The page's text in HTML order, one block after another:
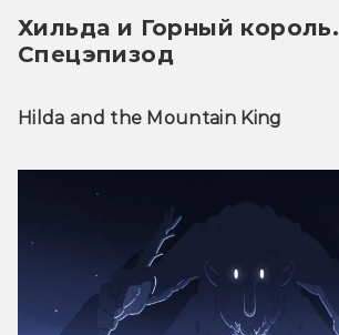
Хильда и Горный король.
Спецэпизод
Hilda and the Mountain King